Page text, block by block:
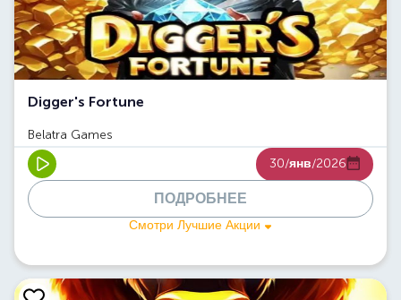
Digger's Fortune
Belatra Games
30/янв/2026
ПОДРОБНЕЕ
Смотри Лучшие Акции